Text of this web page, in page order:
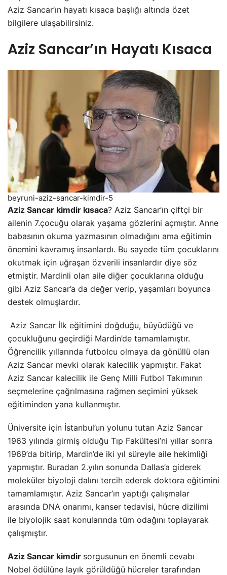
Aziz Sancar’ın hayatı kısaca başlığı altında özet
bilgilere ulaşabilirsiniz.
Aziz Sancar’ın Hayatı Kısaca
beyruni-aziz-sancar-kimdir-5
Aziz Sancar kimdir kısaca? Aziz Sancar’ın çiftçi bir
ailenin 7.çocuğu olarak yaşama gözlerini açmıştır. Anne
babasının okuma yazmasının olmadığını ama eğitimin
önemini kavramış insanlardı. Bu sayede tüm çocuklarını
okutmak için uğraşan özverili insanlardır diye söz
etmiştir. Mardinli olan aile diğer çocuklarına olduğu
gibi Aziz Sancar’a da değer verip, yaşamları boyunca
destek olmuşlardır.
Aziz Sancar İlk eğitimini doğduğu, büyüdüğü ve
çocukluğunu geçirdiği Mardin’de tamamlamıştır.
Öğrencilik yıllarında futbolcu olmaya da gönüllü olan
Aziz Sancar mevki olarak kalecilik yapmıştır. Fakat
Aziz Sancar kalecilik ile Genç Milli Futbol Takımının
seçmelerine çağrılmasına rağmen seçimini yüksek
eğitiminden yana kullanmıştır.
Üniversite için İstanbul’un yolunu tutan Aziz Sancar
1963 yılında girmiş olduğu Tıp Fakültesi’ni yıllar sonra
1969’da bitirip, Mardin’de iki yıl süreyle aile hekimliği
yapmıştır. Buradan 2.yılın sonunda Dallas’a giderek
moleküler biyoloji dalını tercih ederek doktora eğitimini
tamamlamıştır. Aziz Sancar’ın yaptığı çalışmalar
arasında DNA onarımı, kanser tedavisi, hücre dizilimi
ile biyolojik saat konularında tüm odağını toplayarak
çalışmıştır.
Aziz Sancar kimdir sorgusunun en önemli cevabı
Nobel ödülüne layık görüldüğü hücreler tarafından